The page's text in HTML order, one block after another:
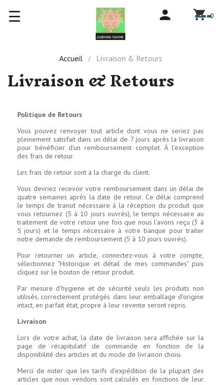
Basculer
☰ -0
Accueil Livraison & Retours
Livraison & Retours
Politique de Retours
Vous pouvez renvoyer tout article dont vous ne seriez pas
pleinement satisfait dans un délai de 7 jours après la livraison
pour bénéficier d'un remboursement complet. À l'exception
des frais de retour.
Les frais de retour sont à la charge du client.
Vous devriez recevoir votre remboursement dans un délai de
quatre semaines après la date de retour. Ce délai comprend
le temps de transit nécessaire à la réception du produit que
vous retournez (5 à 10 jours ouvrés), le temps nécessaire au
traitement de votre retour une fois que nous l'avons reçu (3 à
5 jours) et le temps nécessaire à votre banque pour traiter
notre demande de remboursement (5 à 10 jours ouvrés).
Pour retourner un article, connectez-vous à votre compte,
sélectionnez "Historique et détail de mes commandes" puis
cliquez sur le bouton de retour produit.
Par mesure d'hygiene et de sécurité seuls les produits non
utilisés, correctement protégés dans leur emballage d'origine
intact, en parfait état, propre à leur revente seront repris.
Livraison
Lors de votre achat, la date de livraison sera affichée sur la
page de récapitulatif de commande en fonction de la
disponibilité des articles et du mode de livraison choisi.
Merci de noter que les tarifs d'expédition de la plupart des
articles que nous vendons sont calculés en fonctions de leur